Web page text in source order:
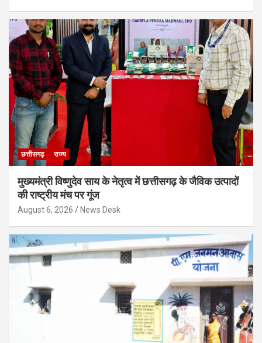
छत्तीसगढ़ राज्य
मुख्यमंत्री विष्णुदेव साय के नेतृत्व में छत्तीसगढ़ के जैविक उत्पादों
की राष्ट्रीय मंच पर गूंज
August 6, 2026 News Desk